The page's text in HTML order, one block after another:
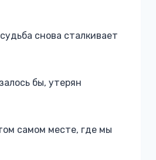
снова сталкивает
бы, утерян
самом месте, где мы